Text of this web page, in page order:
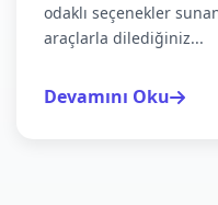
odaklı seçenekler
araçlarla dilediğiniz...
Devamını Oku